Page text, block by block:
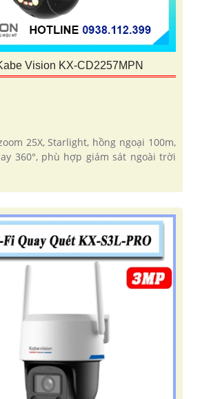
Vision KX-CD2257MPN
25X, Starlight, hồng ngoại 100m,
360°, phù hợp giám sát ngoài trời